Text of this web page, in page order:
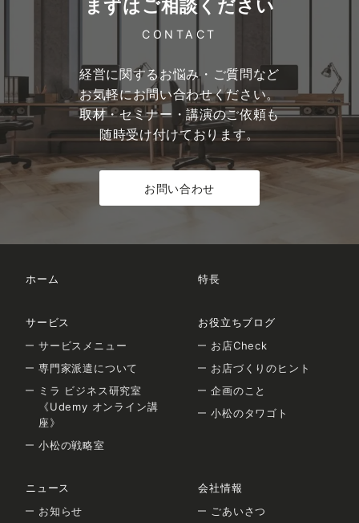
まずはご相談ください
CONTACT
経営に関するお悩み・ご質問など
お気軽にお問い合わせください。
取材・セミナー・講演のご依頼も
随時受け付けております。
お問い合わせ
ホーム 特長
サービス
サービスメニュー
専門家派遣について
ミラ ビジネス研究室
《Udemy オンライン講
座》
小松の戦略室
お役立ちブログ
お店Check
お店づくりのヒント
企画のこと
小松のタワゴト
ニュース
お知らせ
会社情報
ごあいさつ